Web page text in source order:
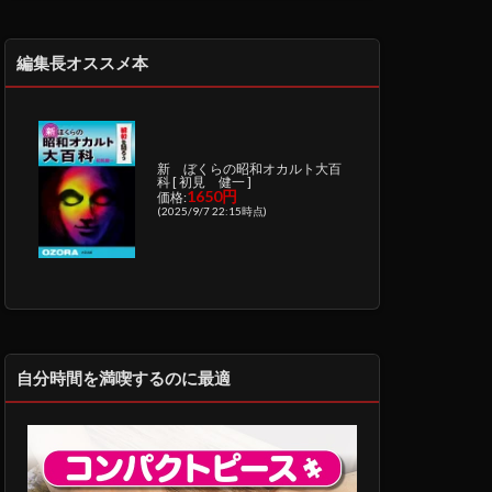
編集長オススメ本
新 ぼくらの昭和オカルト大百
科 [ 初見 健一 ]
価格:1650円
(2025/9/7 22:15時点)
自分時間を満喫するのに最適